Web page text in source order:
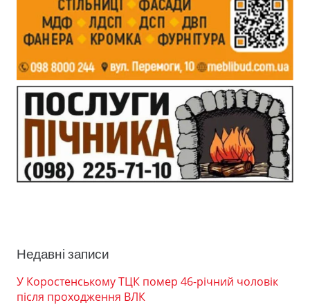
Недавні записи
У Коростенському ТЦК помер 46-річний чоловік
після проходження ВЛК